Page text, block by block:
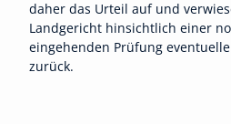
daher das Urteil auf und
Landgericht hinsichtlich einer
eingehenden Prüfung
zurück.